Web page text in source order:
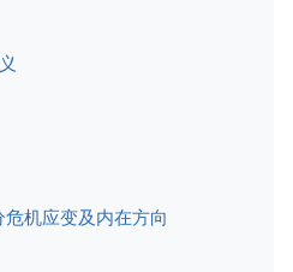
机应变及内在方向